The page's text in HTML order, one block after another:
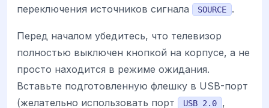
переключения источников сигнала
SOURCE .
Перед началом убедитесь, что телевизор
полностью выключен кнопкой на корпусе, а не
просто находится в режиме ожидания.
Вставьте подготовленную флешку в USB-порт
(желательно использовать порт
USB 2.0
,